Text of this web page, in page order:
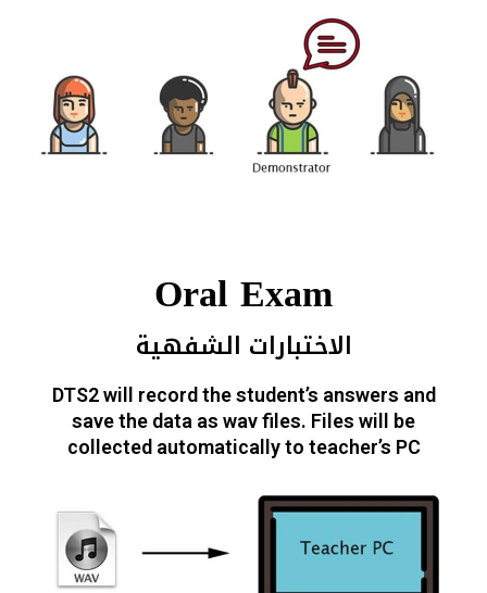
Oral Exam
الاختبارات الشفهية
DTS2 will record the student’s answers and
save the data as wav files. Files will be
collected automatically to teacher’s PC